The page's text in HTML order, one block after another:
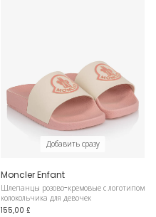
Добавить сразу
Moncler Enfant
Шлепанцы розово-кремовые с логотипом
колокольчика для девочек
155,00 £